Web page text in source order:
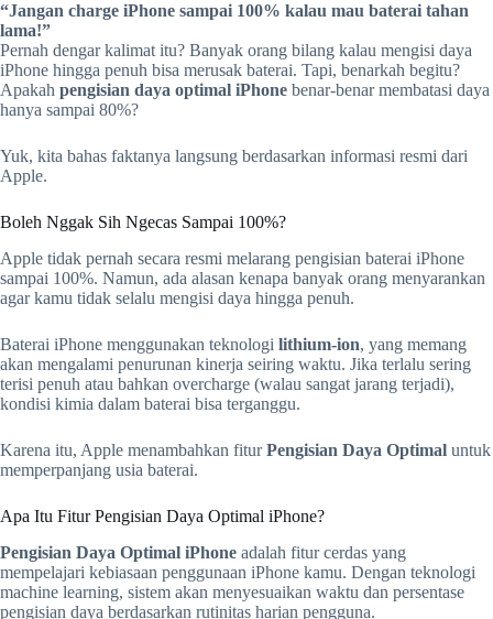
“Jangan charge iPhone sampai 100% kalau mau baterai tahan
lama!”
Pernah dengar kalimat itu? Banyak orang bilang kalau mengisi daya
iPhone hingga penuh bisa merusak baterai. Tapi, benarkah begitu?
Apakah pengisian daya optimal iPhone benar-benar membatasi daya
hanya sampai 80%?
Yuk, kita bahas faktanya langsung berdasarkan informasi resmi dari
Apple.
Boleh Nggak Sih Ngecas Sampai 100%?
Apple tidak pernah secara resmi melarang pengisian baterai iPhone
sampai 100%. Namun, ada alasan kenapa banyak orang menyarankan
agar kamu tidak selalu mengisi daya hingga penuh.
Baterai iPhone menggunakan teknologi lithium-ion, yang memang
akan mengalami penurunan kinerja seiring waktu. Jika terlalu sering
terisi penuh atau bahkan overcharge (walau sangat jarang terjadi),
kondisi kimia dalam baterai bisa terganggu.
Karena itu, Apple menambahkan fiturPengisian Daya Optimal untuk
memperpanjang usia baterai.
Apa Itu Fitur Pengisian Daya Optimal iPhone?
Pengisian Daya Optimal iPhone adalah fitur cerdas yang
mempelajari kebiasaan penggunaan iPhone kamu. Dengan teknologi
machine learning, sistem akan menyesuaikan waktu dan persentase
pengisian daya berdasarkan rutinitas harian pengguna.